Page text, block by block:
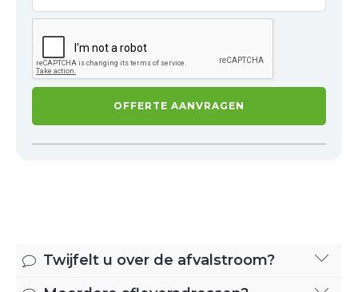
OFFERTE AANVRAGEN
Twijfelt u over de afvalstroom?